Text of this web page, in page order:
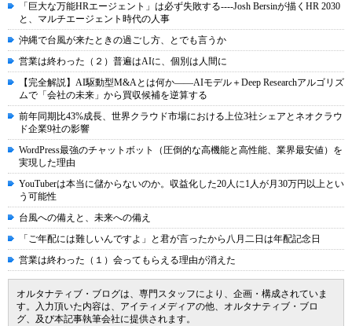
「巨大な万能HRエージェント」は必ず失敗する----Josh Bersinが描くHR 2030
と、マルチエージェント時代の人事
沖縄で台風が来たときの過ごし方、とでも言うか
営業は終わった（２）普遍はAIに、個別は人間に
【完全解説】AI駆動型M&Aとは何か――AIモデル＋Deep Researchアルゴリズ
ムで「会社の未来」から買収候補を逆算する
前年同期比43%成長、世界クラウド市場における上位3社シェアとネオクラウ
ド企業9社の影響
WordPress最強のチャットボット（圧倒的な高機能と高性能、業界最安値）を
実現した理由
YouTuberは本当に儲からないのか。収益化した20人に1人が月30万円以上とい
う可能性
台風への備えと、未来への備え
「ご年配には難しいんですよ」と君が言ったから八月二日は年配記念日
営業は終わった（１）会ってもらえる理由が消えた
オルタナティブ・ブログは、専門スタッフにより、企画・構成されていま
す。入力頂いた内容は、アイティメディアの他、オルタナティブ・ブロ
グ、及び本記事執筆会社に提供されます。